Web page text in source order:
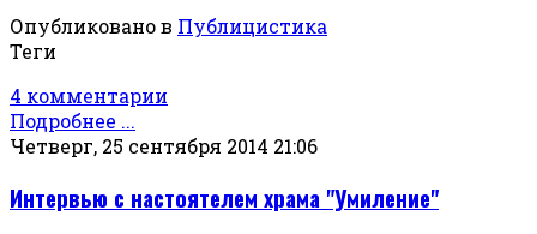
Опубликовано в Публицистика
Теги
4 комментарии
Подробнее ...
Четверг, 25 сентября 2014 21:06
Интервью с настоятелем храма "Умиление"